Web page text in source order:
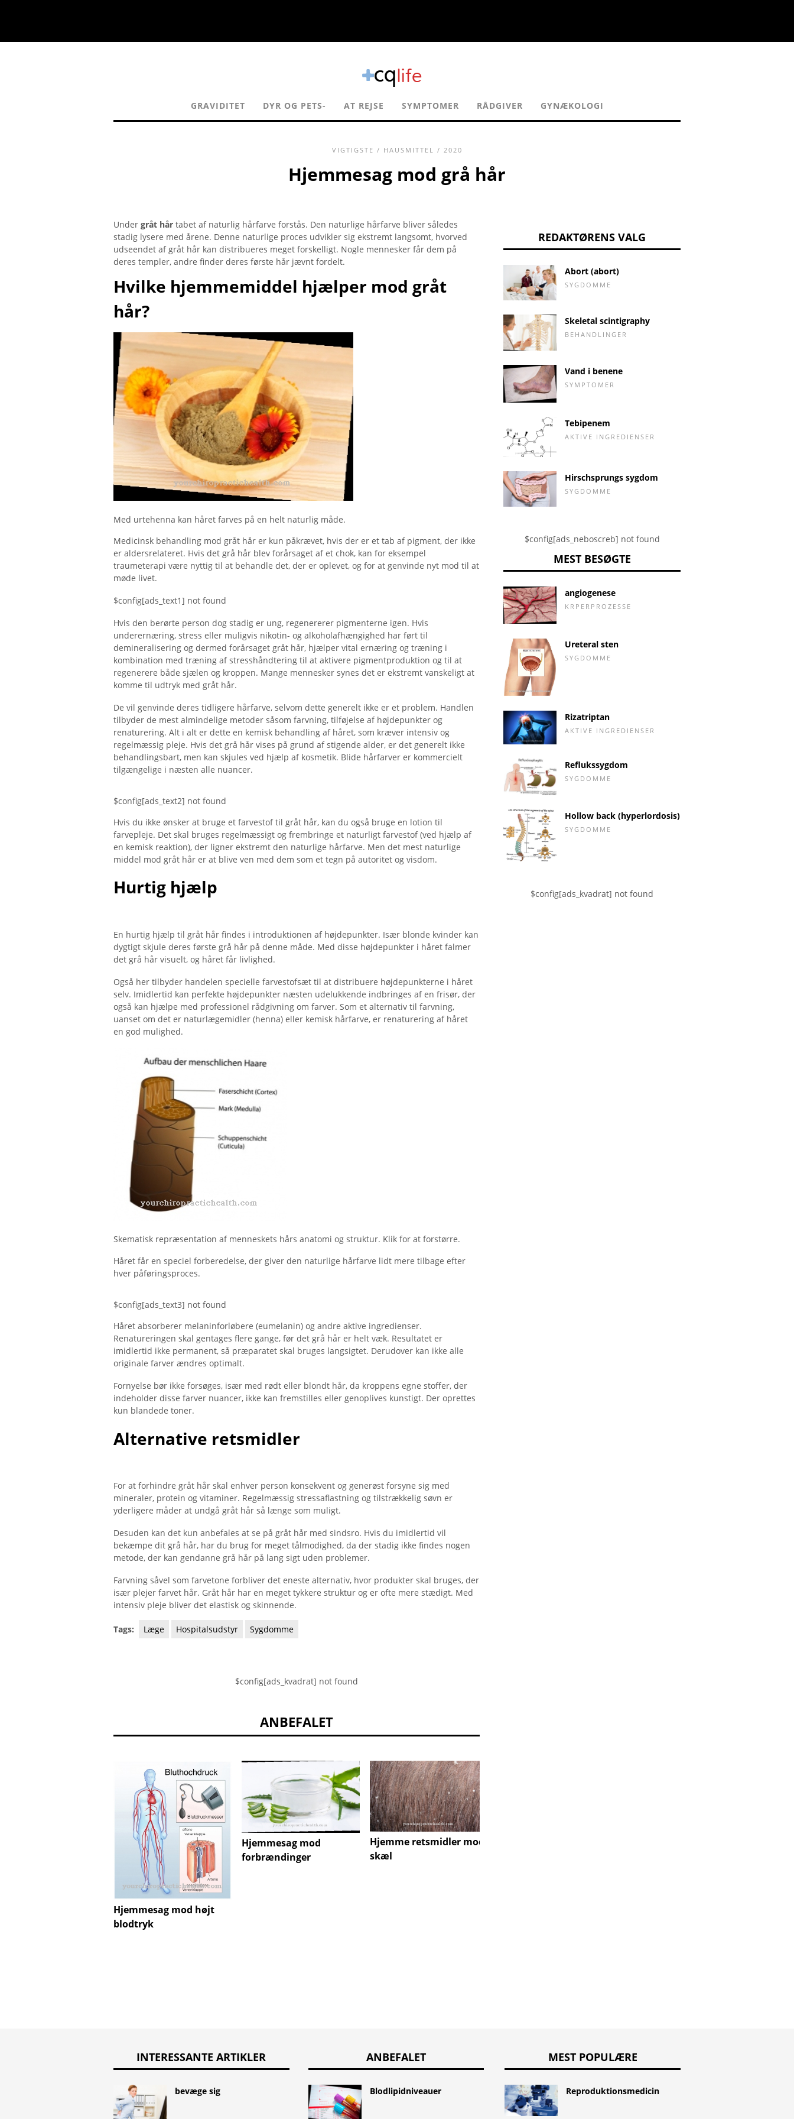
GRAVIDITET DYR OG PETS- AT REJSE SYMPTOMER RÅDGIVER GYNÆKOLOGI
VIGTIGSTE / HAUSMITTEL / 2020
Hjemmesag mod grå hår
Under gråt hår tabet af naturlig hårfarve forstås. Den naturlige hårfarve bliver således
stadig lysere med årene. Denne naturlige proces udvikler sig ekstremt langsomt, hvorved
udseendet af gråt hår kan distribueres meget forskelligt. Nogle mennesker får dem på
deres templer, andre finder deres første hår jævnt fordelt.
Hvilke hjemmemiddel hjælper mod gråt
hår?
Med urtehenna kan håret farves på en helt naturlig måde.
Medicinsk behandling mod gråt hår er kun påkrævet, hvis der er et tab af pigment, der ikke
er aldersrelateret. Hvis det grå hår blev forårsaget af et chok, kan for eksempel
traumeterapi være nyttig til at behandle det, der er oplevet, og for at genvinde nyt mod til at
møde livet.
$config[ads_text1] not found
Hvis den berørte person dog stadig er ung, regenererer pigmenterne igen. Hvis
underernæring, stress eller muligvis nikotin- og alkoholafhængighed har ført til
demineralisering og dermed forårsaget gråt hår, hjælper vital ernæring og træning i
kombination med træning af stresshåndtering til at aktivere pigmentproduktion og til at
regenerere både sjælen og kroppen. Mange mennesker synes det er ekstremt vanskeligt at
komme til udtryk med gråt hår.
De vil genvinde deres tidligere hårfarve, selvom dette generelt ikke er et problem. Handlen
tilbyder de mest almindelige metoder såsom farvning, tilføjelse af højdepunkter og
renaturering. Alt i alt er dette en kemisk behandling af håret, som kræver intensiv og
regelmæssig pleje. Hvis det grå hår vises på grund af stigende alder, er det generelt ikke
behandlingsbart, men kan skjules ved hjælp af kosmetik. Blide hårfarver er kommercielt
tilgængelige i næsten alle nuancer.
$config[ads_text2] not found
Hvis du ikke ønsker at bruge et farvestof til gråt hår, kan du også bruge en lotion til
farvepleje. Det skal bruges regelmæssigt og frembringe et naturligt farvestof (ved hjælp af
en kemisk reaktion), der ligner ekstremt den naturlige hårfarve. Men det mest naturlige
middel mod gråt hår er at blive ven med dem som et tegn på autoritet og visdom.
Hurtig hjælp
En hurtig hjælp til gråt hår findes i introduktionen af ​​højdepunkter. Især blonde kvinder kan
dygtigt skjule deres første grå hår på denne måde. Med disse højdepunkter i håret falmer
det grå hår visuelt, og håret får livlighed.
Også her tilbyder handelen specielle farvestofsæt til at distribuere højdepunkterne i håret
selv. Imidlertid kan perfekte højdepunkter næsten udelukkende indbringes af en frisør, der
også kan hjælpe med professionel rådgivning om farver. Som et alternativ til farvning,
uanset om det er naturlægemidler (henna) eller kemisk hårfarve, er renaturering af håret
en god mulighed.
Skematisk repræsentation af menneskets hårs anatomi og struktur. Klik for at forstørre.
Håret får en speciel forberedelse, der giver den naturlige hårfarve lidt mere tilbage efter
hver påføringsproces.
$config[ads_text3] not found
Håret absorberer melaninforløbere (eumelanin) og andre aktive ingredienser.
Renatureringen skal gentages flere gange, før det grå hår er helt væk. Resultatet er
imidlertid ikke permanent, så præparatet skal bruges langsigtet. Derudover kan ikke alle
originale farver ændres optimalt.
Fornyelse bør ikke forsøges, især med rødt eller blondt hår, da kroppens egne stoffer, der
indeholder disse farver nuancer, ikke kan fremstilles eller genoplives kunstigt. Der oprettes
kun blandede toner.
Alternative retsmidler
For at forhindre gråt hår skal enhver person konsekvent og generøst forsyne sig med
mineraler, protein og vitaminer. Regelmæssig stressaflastning og tilstrækkelig søvn er
yderligere måder at undgå gråt hår så længe som muligt.
Desuden kan det kun anbefales at se på gråt hår med sindsro. Hvis du imidlertid vil
bekæmpe dit grå hår, har du brug for meget tålmodighed, da der stadig ikke findes nogen
metode, der kan gendanne grå hår på lang sigt uden problemer.
Farvning såvel som farvetone forbliver det eneste alternativ, hvor produkter skal bruges, der
især plejer farvet hår. Gråt hår har en meget tykkere struktur og er ofte mere stædigt. Med
intensiv pleje bliver det elastisk og skinnende.
Tags: Læge Hospitalsudstyr Sygdomme
$config[ads_kvadrat] not found
ANBEFALET
Hjemmesag mod højt
blodtryk
Hjemmesag mod
forbrændinger
Hjemme retsmidler mod
skæl
REDAKTØRENS VALG
Abort (abort)
SYGDOMME
Skeletal scintigraphy
BEHANDLINGER
Vand i benene
SYMPTOMER
Tebipenem
AKTIVE INGREDIENSER
Hirschsprungs sygdom
SYGDOMME
$config[ads_neboscreb] not found
MEST BESØGTE
angiogenese
KRPERPROZESSE
Ureteral sten
SYGDOMME
Rizatriptan
AKTIVE INGREDIENSER
Reflukssygdom
SYGDOMME
Hollow back (hyperlordosis)
SYGDOMME
$config[ads_kvadrat] not found
INTERESSANTE ARTIKLER
bevæge sig
ANBEFALET
Blodlipidniveauer
MEST POPULÆRE
Reproduktionsmedicin